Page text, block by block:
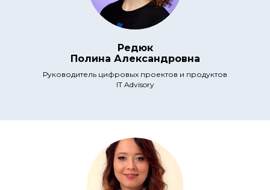
Редюк
Полина Александровна
Руководитель цифровых проектов и продуктов
IT Advisory